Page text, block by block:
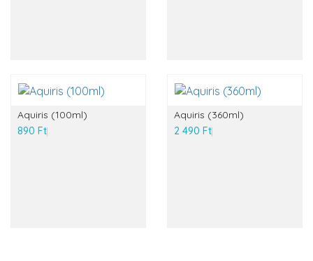
Aquiris (100ml)
890 Ft
Aquiris (360ml)
2 490 Ft